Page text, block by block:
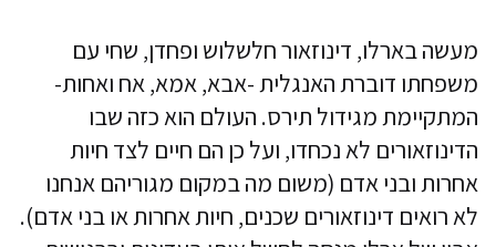
מעשה בארלו, דינוזאור חלשלוש ופחדן, שחי עם
משפחתו דוברת האנגלית -אבא, אמא, אח ואחות-
המתקיימת מגידול תירס. העולם הוא כזה שבו
הדינוזאורים לא נכחדו, ועל כן הם חיים לצד חיות
אחרות ובני אדם (משום מה במקום מגוריהם אנחנו
לא רואים דינוזאורים שכנים, חיות אחרות או בני אדם).